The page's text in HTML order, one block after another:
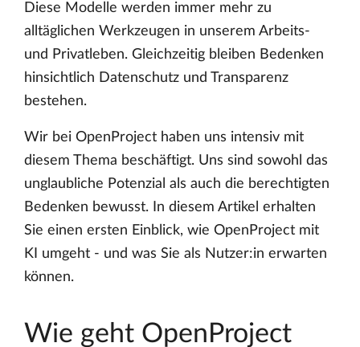
Diese Modelle werden immer mehr zu
alltäglichen Werkzeugen in unserem Arbeits-
und Privatleben. Gleichzeitig bleiben Bedenken
hinsichtlich Datenschutz und Transparenz
bestehen.
Wir bei OpenProject haben uns intensiv mit
diesem Thema beschäftigt. Uns sind sowohl das
unglaubliche Potenzial als auch die berechtigten
Bedenken bewusst. In diesem Artikel erhalten
Sie einen ersten Einblick, wie OpenProject mit
KI umgeht - und was Sie als Nutzer:in erwarten
können.
Wie geht OpenProject